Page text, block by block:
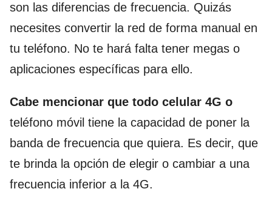
son las diferencias de frecuencia. Quizás
necesites convertir la red de forma manual en
tu teléfono. No te hará falta tener megas o
aplicaciones específicas para ello.
Cabe mencionar que todo celular 4G o
teléfono móvil tiene la capacidad de poner la
banda de frecuencia que quiera. Es decir, que
te brinda la opción de elegir o cambiar a una
frecuencia inferior a la 4G.